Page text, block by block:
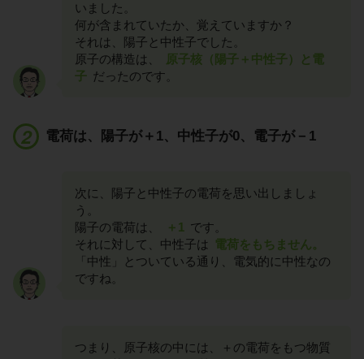
いました。
何が含まれていたか、覚えていますか？
それは、陽子と中性子でした。
原子の構造は、
原子核（陽子＋中性子）と電
子 だったのです。
電荷は、陽子が＋1、中性子が0、電子が－1
次に、陽子と中性子の電荷を思い出しましょ
う。
陽子の電荷は、
＋1 です。
それに対して、中性子は
電荷をもちません。
「中性」とついている通り、電気的に中性なの
ですね。
つまり、原子核の中には、＋の電荷をもつ物質